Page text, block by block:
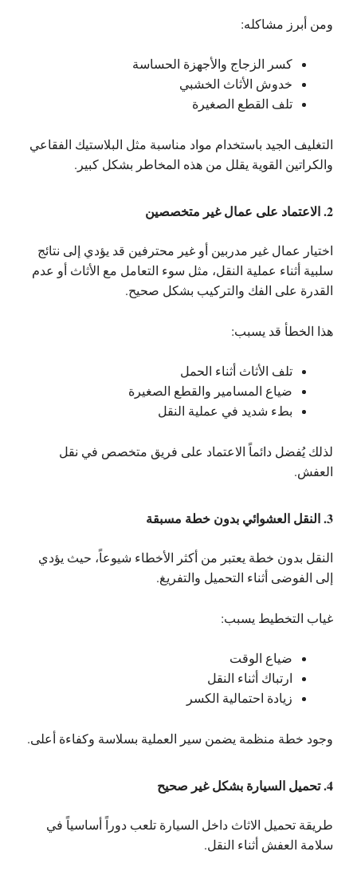
ومن أبرز مشاكله:
كسر الزجاج والأجهزة الحساسة
خدوش الأثاث الخشبي
تلف القطع الصغيرة
التغليف الجيد باستخدام مواد مناسبة مثل البلاستيك الفقاعي
والكراتين القوية يقلل من هذه المخاطر بشكل كبير.
2. الاعتماد على عمال غير متخصصين
اختيار عمال غير مدربين أو غير محترفين قد يؤدي إلى نتائج
سلبية أثناء عملية النقل، مثل سوء التعامل مع الأثاث أو عدم
القدرة على الفك والتركيب بشكل صحيح.
هذا الخطأ قد يسبب:
تلف الأثاث أثناء الحمل
ضياع المسامير والقطع الصغيرة
بطء شديد في عملية النقل
لذلك يُفضل دائماً الاعتماد على فريق متخصص في نقل
العفش.
3. النقل العشوائي بدون خطة مسبقة
النقل بدون خطة يعتبر من أكثر الأخطاء شيوعاً، حيث يؤدي
إلى الفوضى أثناء التحميل والتفريغ.
غياب التخطيط يسبب:
ضياع الوقت
ارتباك أثناء النقل
زيادة احتمالية الكسر
وجود خطة منظمة يضمن سير العملية بسلاسة وكفاءة أعلى.
4. تحميل السيارة بشكل غير صحيح
طريقة تحميل الاثاث داخل السيارة تلعب دوراً أساسياً في
سلامة العفش أثناء النقل.